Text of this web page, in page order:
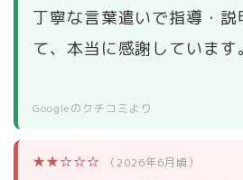
丁寧な言葉遣いで指導・説
て、本当に感謝しています。
Googleのクチコミより
★★☆☆☆ （2026年6月頃）